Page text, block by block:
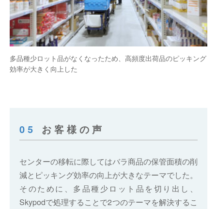
多品種少ロット品がなくなったため、高頻度出荷品のピッキング
効率が大きく向上した
お客様の声
05
センターの移転に際してはバラ商品の保管面積の削
減とピッキング効率の向上が大きなテーマでした。
そのために、多品種少ロット品を切り出し、
Skypodで処理することで2つのテーマを解決するこ